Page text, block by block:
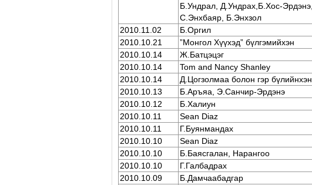
Б.Ундрал, Д.Ундрах,Б.Хос-Эрдэнэ,
C.Энхбаяр, Б.Энхзол
2010.11.02 Б.Оргил
2010.10.21
‎”Монгол Хүүхэд” бүлгэмийхэн
2010.10.14
Ж.Батцэцэг
2010.10.14
Tom and Nancy Shanley
2010.10.14
Д.Цогзолмаа болон гэр бүлийнхэн
2010.10.13
Б.Аръяа, Э.Санчир-Эрдэнэ
2010.10.12
Б.Халиун
2010.10.11
Sean Diaz
2010.10.11
Г.Буянмандах
2010.10.10
Sean Diaz
2010.10.10
Б.Баясгалан, Нарангоо
2010.10.10
Г.Галбадрах
2010.10.09
Б.Дамчаабадгар